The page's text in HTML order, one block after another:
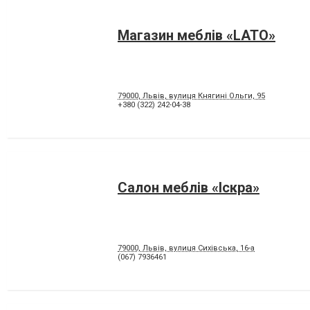
Магазин меблів «LATO»
79000, Львів, вулиця Княгині Ольги, 95
+380 (322) 242-04-38
Салон меблів «Іскра»
79000, Львів, вулиця Сихівська, 16-а
(067) 7936461